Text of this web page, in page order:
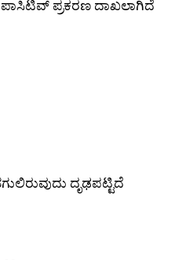
ಪಾಸಿಟಿವ್ ಪ್ರಕರಣ ದಾಖಲಾಗಿದೆ
ದೃಢಪಟ್ಟಿದೆ